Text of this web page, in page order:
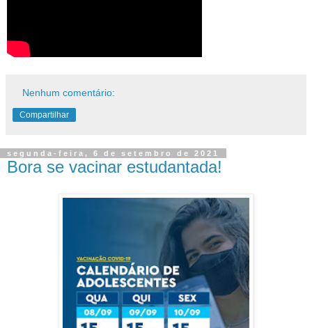
Nenhum comentário:
Compartilhar
segunda-feira, 6 de setembro de 2021
Bora se vacinar estudantada!